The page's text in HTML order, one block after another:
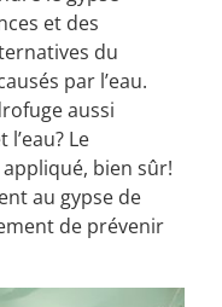
le gypse
et des
du
par l’eau.
aussi
Le
bien sûr!
au gypse de
de prévenir